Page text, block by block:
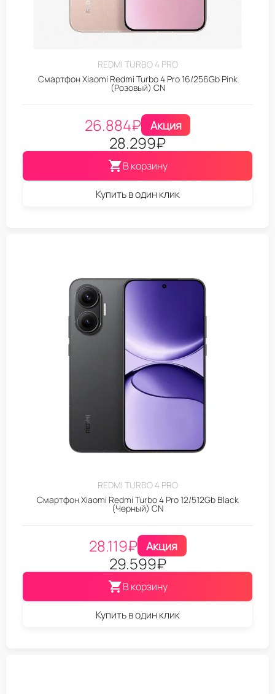
REDMI TURBO 4 PRO
Смартфон Xiaomi Redmi Turbo 4 Pro 16/256Gb Pink
(Розовый) CN
26.884₽ Акция
28.299₽
В корзину
Купить в один клик
REDMI TURBO 4 PRO
Смартфон Xiaomi Redmi Turbo 4 Pro 12/512Gb Black
(Черный) CN
28.119₽ Акция
29.599₽
В корзину
Купить в один клик